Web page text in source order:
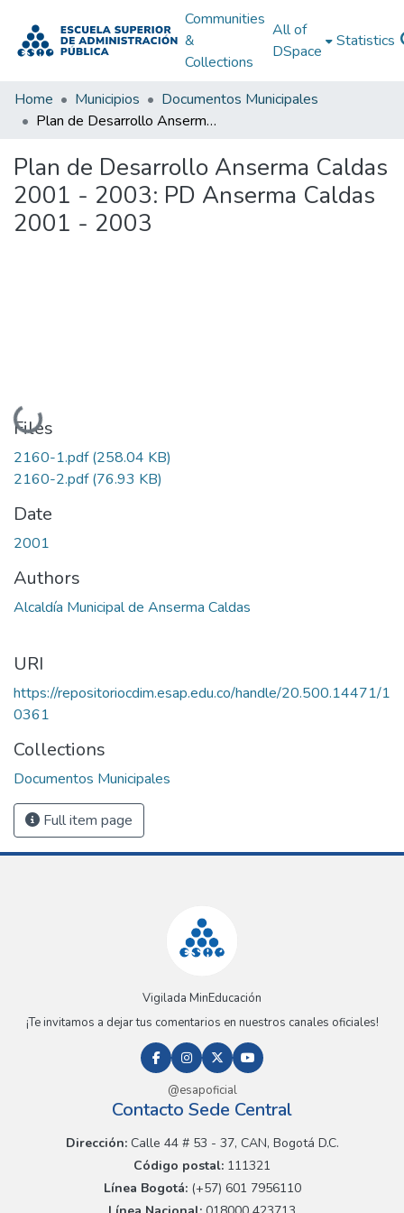
Communities
&
Collections
All of
DSpace
Statistics
Home Municipios
Documentos Municipales
Plan de Desarrollo Anserma Caldas 2001 - 2003: PD Anserma Caldas 2001 - 2003
Plan de Desarrollo Anserma Caldas
2001 - 2003: PD Anserma Caldas
2001 - 2003
Loading...
Files
2160-1.pdf(258.04 KB)
2160-2.pdf(76.93 KB)
Date
2001
Authors
Alcaldía Municipal de Anserma Caldas
URI
https://repositoriocdim.esap.edu.co/handle/20.500.14471/1
0361
Collections
Documentos Municipales
Full item page
Vigilada MinEducación
¡Te invitamos a dejar tus comentarios en nuestros canales oficiales!
@esapoficial
Contacto Sede Central
Dirección:Calle 44 # 53 - 37, CAN, Bogotá D.C.
Código postal: 111321
Línea Bogotá:(+57) 601 7956110